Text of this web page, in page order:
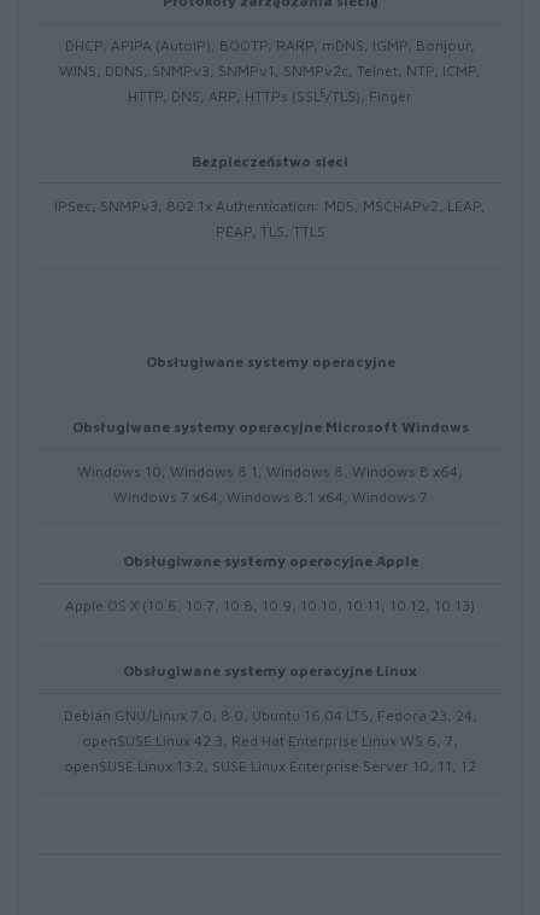
DHCP, APIPA (AutoIP), BOOTP, RARP, mDNS, IGMP, Bonjour,
WINS, DDNS, SNMPv3, SNMPv1, SNMPv2c, Telnet, NTP, ICMP,
HTTP, DNS, ARP, HTTPs (SSL6/TLS), Finger
Bezpieczeństwo sieci
IPSec, SNMPv3, 802.1x Authentication: MD5, MSCHAPv2, LEAP,
PEAP, TLS, TTLS
Obsługiwane systemy operacyjne
Obsługiwane systemy operacyjne Microsoft Windows
Windows 10, Windows 8.1, Windows 8, Windows 8 x64,
Windows 7 x64, Windows 8.1 x64, Windows 7
Obsługiwane systemy operacyjne Apple
Apple OS X (10.6, 10.7, 10.8, 10.9, 10.10, 10.11, 10.12, 10.13)
Obsługiwane systemy operacyjne Linux
Debian GNU/Linux 7.0, 8.0, Ubuntu 16.04 LTS, Fedora 23, 24,
openSUSE Linux 42.3, Red Hat Enterprise Linux WS 6, 7,
openSUSE Linux 13.2, SUSE Linux Enterprise Server 10, 11, 12